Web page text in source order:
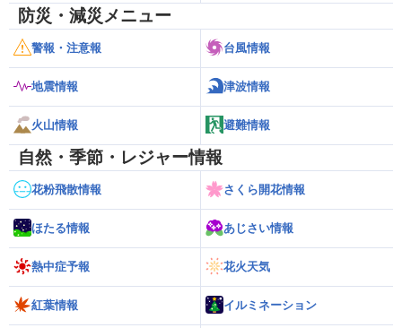
防災・減災メニュー
警報・注意報 台風情報
地震情報 津波情報
火山情報 避難情報
自然・季節・レジャー情報
花粉飛散情報 さくら開花情報
ほたる情報 あじさい情報
熱中症予報 花火天気
紅葉情報 イルミネーション